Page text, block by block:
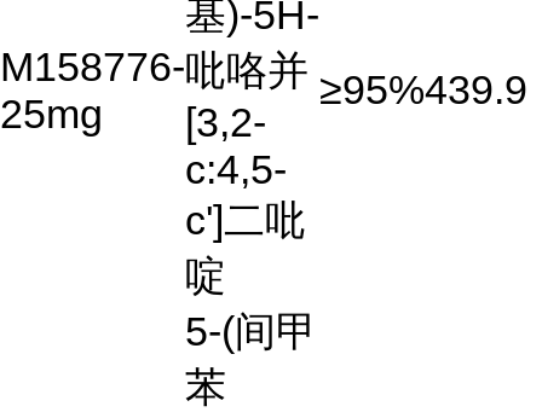
M158776-
25mg
基)-5H-
吡咯并
[3,2-
c:4,5-
c']二吡
啶
≥95%439.9
5-(间甲
苯